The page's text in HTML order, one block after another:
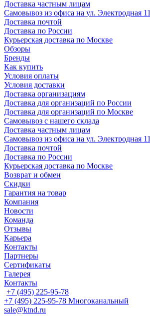
Доставка частным лицам
Самовывоз из офиса на ул. Электродная 11
Доставка почтой
Доставка по России
Курьерская доставка по Москве
Обзоры
Бренды
Как купить
Условия оплаты
Условия доставки
Доставка организациям
Доставка для организаций по России
Доставка для организаций по Москве
Самовывоз с нашего склада
Доставка частным лицам
Самовывоз из офиса на ул. Электродная 11
Доставка почтой
Доставка по России
Курьерская доставка по Москве
Возврат и обмен
Скидки
Гарантия на товар
Компания
Новости
Команда
Отзывы
Карьера
Контакты
Партнеры
Сертификаты
Галерея
Контакты
+7 (495) 225-95-78
+7 (495) 225-95-78 Многоканальный
sale@ktnd.ru